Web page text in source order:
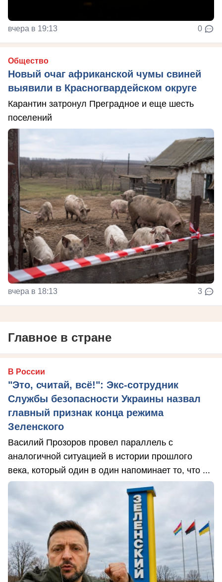
вчера в 19:13 0
Общество
Новый очаг африканской чумы свиней
выявили в Красногвардейском округе
Карантин затронул Преградное и еще шесть
поселений
вчера в 18:13 3
Главное в стране
В России
"Это, считай, всё!": Экс-сотрудник
Службы безопасности Украины назвал
главный признак конца режима
Зеленского
Василий Прозоров провел параллель с
аналогичной ситуацией в истории прошлого
века, который один в один напоминает то, что ...